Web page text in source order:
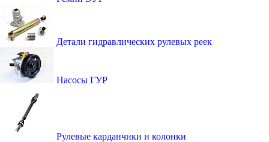
Детали гидравлических рулевых реек
Насосы ГУР
Рулевые карданчики и колонки